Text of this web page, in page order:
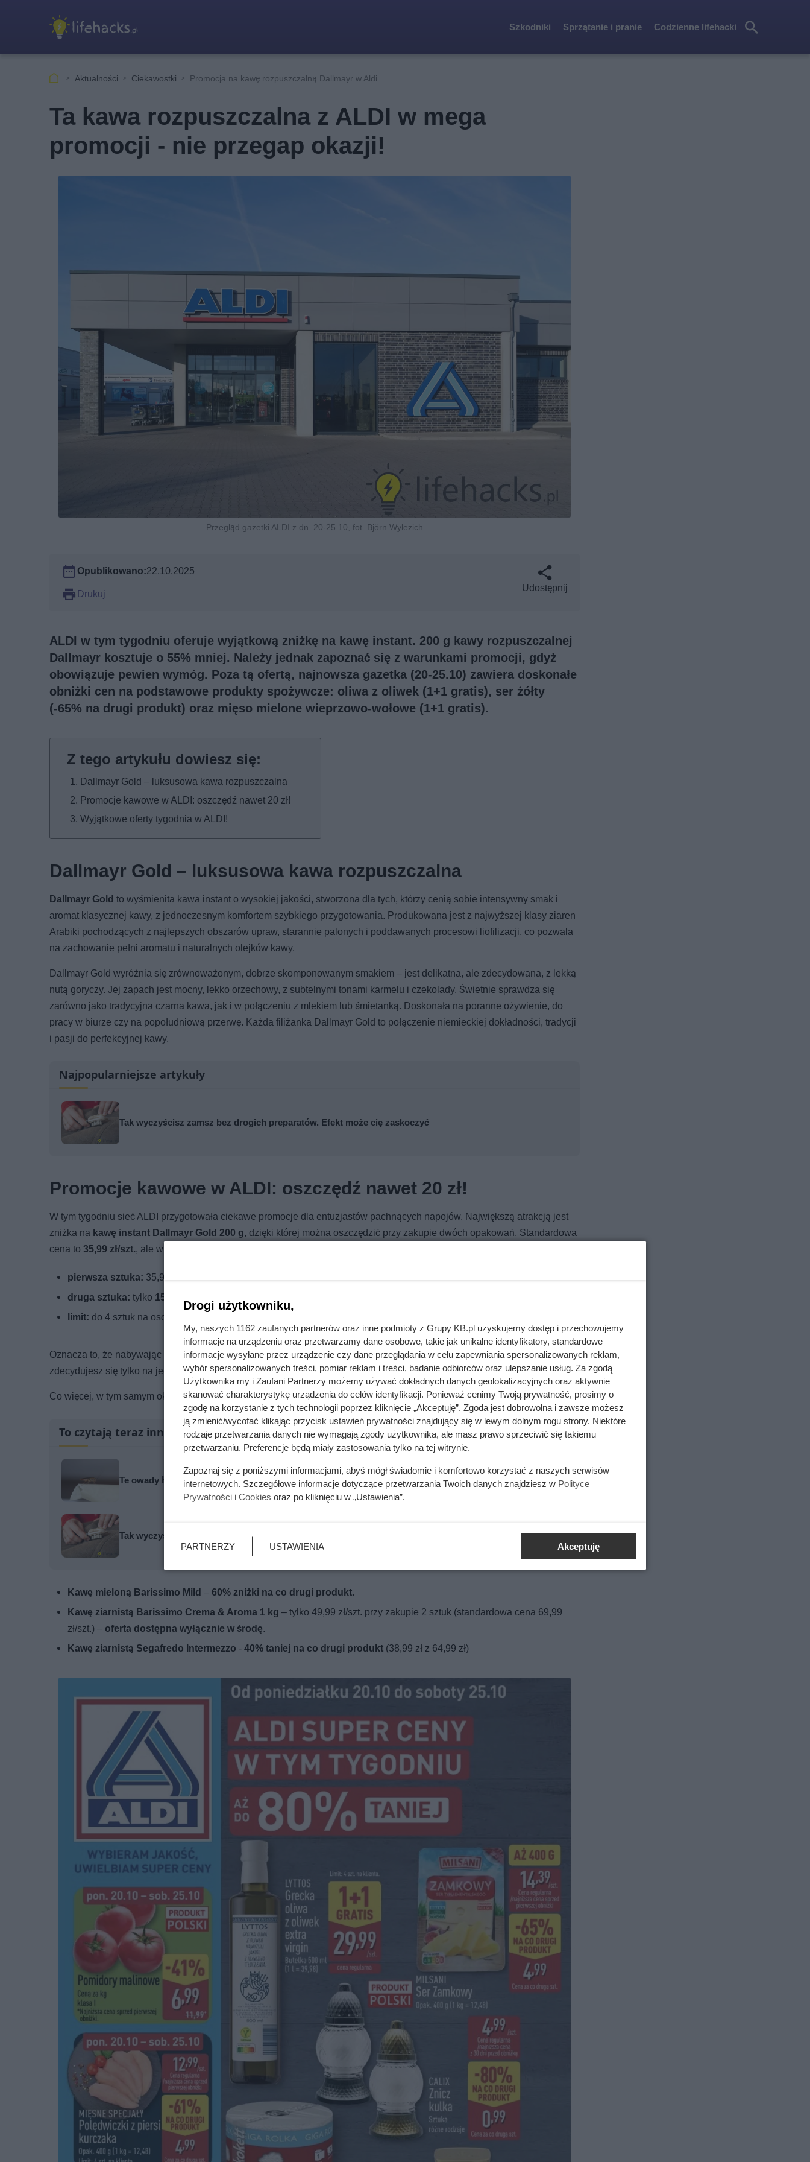
Szkodniki Sprzątanie i pranie Codzienne lifehacki
kaj
Aktualności Ciekawostki Promocja na kawę rozpuszczalną Dallmayr w Aldi
Ta kawa rozpuszczalna z ALDI w mega
promocji - nie przegap okazji!
Przegląd gazetki ALDI z dn. 20-25.10, fot. Björn Wylezich
Opublikowano:22.10.2025
Drukuj
Udostępnij
ALDI w tym tygodniu oferuje wyjątkową zniżkę na kawę instant. 200 g kawy rozpuszczalnej
Dallmayr kosztuje o 55% mniej. Należy jednak zapoznać się z warunkami promocji, gdyż
obowiązuje pewien wymóg. Poza tą ofertą, najnowsza gazetka (20-25.10) zawiera doskonałe
obniżki cen na podstawowe produkty spożywcze: oliwa z oliwek (1+1 gratis), ser żółty
(-65% na drugi produkt) oraz mięso mielone wieprzowo-wołowe (1+1 gratis).
Dallmayr Gold – luksusowa kawa rozpuszczalna
Promocje kawowe w ALDI: oszczędź nawet 20 zł!
Wyjątkowe oferty tygodnia w ALDI!
Dallmayr Gold – luksusowa kawa rozpuszczalna
Dallmayr Gold to wyśmienita kawa instant o wysokiej jakości, stworzona dla tych, którzy cenią sobie intensywny smak i
aromat klasycznej kawy, z jednoczesnym komfortem szybkiego przygotowania. Produkowana jest z najwyższej klasy ziaren
Arabiki pochodzących z najlepszych obszarów upraw, starannie palonych i poddawanych procesowi liofilizacji, co pozwala
na zachowanie pełni aromatu i naturalnych olejków kawy.
Dallmayr Gold wyróżnia się zrównoważonym, dobrze skomponowanym smakiem – jest delikatna, ale zdecydowana, z lekką
nutą goryczy. Jej zapach jest mocny, lekko orzechowy, z subtelnymi tonami karmelu i czekolady. Świetnie sprawdza się
zarówno jako tradycyjna czarna kawa, jak i w połączeniu z mlekiem lub śmietanką. Doskonała na poranne ożywienie, do
pracy w biurze czy na popołudniową przerwę. Każda filiżanka Dallmayr Gold to połączenie niemieckiej dokładności, tradycji
i pasji do perfekcyjnej kawy.
Najpopularniejsze artykuły
Tak wyczyścisz zamsz bez drogich preparatów. Efekt może cię zaskoczyć
Promocje kawowe w ALDI: oszczędź nawet 20 zł!
W tym tygodniu sieć ALDI przygotowała ciekawe promocje dla entuzjastów pachnących napojów. Największą atrakcją jest
zniżka na kawę instant Dallmayr Gold 200 g, dzięki której można oszczędzić przy zakupie dwóch opakowań. Standardowa
cena to 35,99 zł/szt., ale w ofercie promocyjnej jest
pierwsza sztuka: 35,99 zł
druga sztuka: tylko 15,99 zł
limit: do 4 sztuk na osobę
Oznacza to, że nabywając dwie kawy, wydasz51,98 zł zamiast 71,98 zł, co oznaczaoszczędność aż 20 zł!Jeśli
zdecydujesz się tylko na jedno opakowanie, cena pozostaje standardowa – 35,99 zł.
Co więcej, w tym samym okresie ALDI oferuje:
To czytają teraz inni
Te owady łatwo pomylić z prusakami - rozpoznaj je i zwalczaj skutecznie
Tak wyczyścisz zamsz bez drogich preparatów. Efekt może cię zaskoczyć
Kawę mieloną Barissimo Mild – 60% zniżki na co drugi produkt.
Kawę ziarnistą Barissimo Crema & Aroma 1 kg – tylko 49,99 zł/szt. przy zakupie 2 sztuk (standardowa cena 69,99
zł/szt.) – oferta dostępna wyłącznie w środę.
Kawę ziarnistą Segafredo Intermezzo - 40% taniej na co drugi produkt (38,99 zł z 64,99 zł)
Drogi użytkowniku,
My, naszych 1162 zaufanych partnerów oraz inne podmioty z Grupy KB.pl uzyskujemy dostęp i przechowujemy
informacje na urządzeniu oraz przetwarzamy dane osobowe, takie jak unikalne identyfikatory, standardowe
informacje wysyłane przez urządzenie czy dane przeglądania w celu zapewniania spersonalizowanych reklam,
wybór spersonalizowanych treści, pomiar reklam i treści, badanie odbiorców oraz ulepszanie usług. Za zgodą
Użytkownika my i Zaufani Partnerzy możemy używać dokładnych danych geolokalizacyjnych oraz aktywnie
skanować charakterystykę urządzenia do celów identyfikacji. Ponieważ cenimy Twoją prywatność, prosimy o
zgodę na korzystanie z tych technologii poprzez kliknięcie „Akceptuję”. Zgoda jest dobrowolna i zawsze możesz
ją zmienić/wycofać klikając przycisk ustawień prywatności znajdujący się w lewym dolnym rogu strony. Niektóre
rodzaje przetwarzania danych nie wymagają zgody użytkownika, ale masz prawo sprzeciwić się takiemu
przetwarzaniu. Preferencje będą miały zastosowania tylko na tej witrynie.
Zapoznaj się z poniższymi informacjami, abyś mógł świadomie i komfortowo korzystać z naszych serwisów
internetowych. Szczegółowe informacje dotyczące przetwarzania Twoich danych znajdziesz w Polityce
Prywatności i Cookies oraz po kliknięciu w „Ustawienia”.
PARTNERZY USTAWIENIA Akceptuję